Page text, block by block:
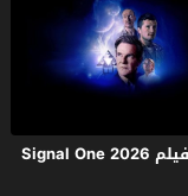
مشاهدة فيلم Signal One 2026